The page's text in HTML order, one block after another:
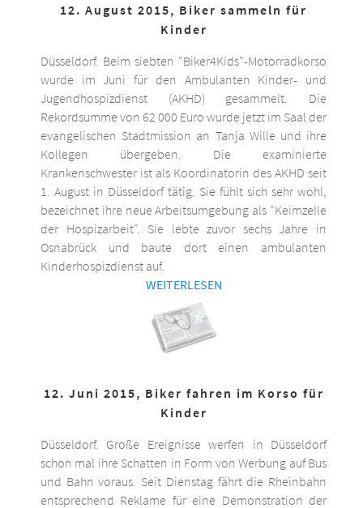
12. August 2015, Biker sammeln für
Kinder
Düsseldorf. Beim siebten "Biker4Kids"-Motorradkorso
wurde im Juni für den Ambulanten Kinder- und
Jugendhospizdienst (AKHD) gesammelt. Die
Rekordsumme von 62 000 Euro wurde jetzt im Saal der
evangelischen Stadtmission an Tanja Wille und ihre
Kollegen übergeben. Die examinierte
Krankenschwester ist als Koordinatorin des AKHD seit
1. August in Düsseldorf tätig. Sie fühlt sich sehr wohl,
bezeichnet ihre neue Arbeitsumgebung als "Keimzelle
der Hospizarbeit". Sie lebte zuvor sechs Jahre in
Osnabrück und baute dort einen ambulanten
Kinderhospizdienst auf.
WEITERLESEN
12. Juni 2015, Biker fahren im Korso für
Kinder
Düsseldorf. Große Ereignisse werfen in Düsseldorf
schon mal ihre Schatten in Form von Werbung auf Bus
und Bahn voraus. Seit Dienstag fährt die Rheinbahn
entsprechend Reklame für eine Demonstration der